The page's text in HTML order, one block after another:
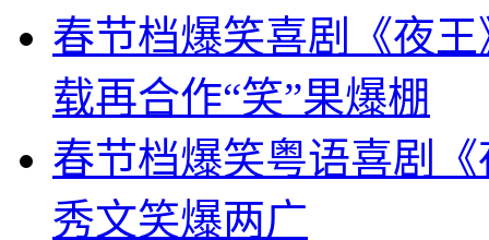
春节档爆笑喜剧《夜
载再合作“笑”果爆棚
春节档爆笑粤语喜剧
秀文笑爆两广